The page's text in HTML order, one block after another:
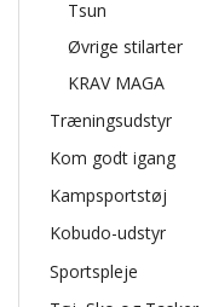
Tsun
Øvrige stilarter
KRAV MAGA
Træningsudstyr
Kom godt igang
Kampsportstøj
Kobudo-udstyr
Sportspleje